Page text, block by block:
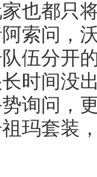
也都只
索问，
伍分开
时间没
询问，
玛套装